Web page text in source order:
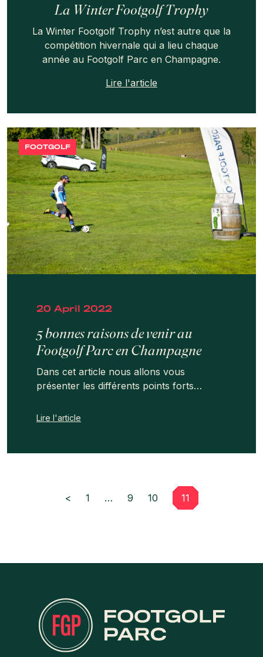
La Winter Footgolf Trophy
La Winter Footgolf Trophy n’est autre que la
compétition hivernale qui a lieu chaque
année au Footgolf Parc en Champagne.
Lire l'article
FOOTGOLF
20 April 2022
5 bonnes raisons de venir au
Footgolf Parc en Champagne
Dans cet article nous allons vous
présenter les différents points forts…
Lire l'article
< 1 … 9 10 11